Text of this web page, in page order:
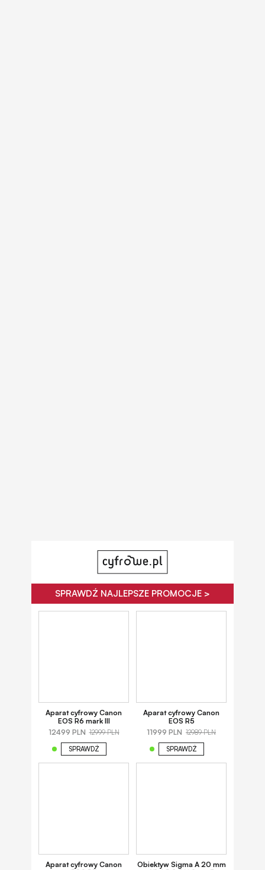
SPRAWDŹ NAJLEPSZE PROMOCJE >
Aparat cyfrowy Canon
EOS R6 mark III
12499 PLN 12999 PLN
SPRAWDŹ
Aparat cyfrowy Canon
EOS R5
11999 PLN 12989 PLN
SPRAWDŹ
Aparat cyfrowy Canon
Obiektyw Sigma A 20 mm